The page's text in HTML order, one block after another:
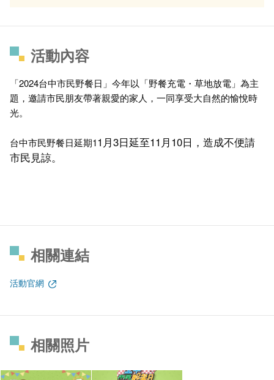
活動內容
「2024台中市民野餐日」今年以「野餐充電・草地放電」為主
題，邀請市民朋友帶著親愛的家人，一同享受大自然的愉悅時
光。
台中市民野餐日延期11月3日延至11月10日， 造成不便請
市民見諒。
相關連結
活動官網
相關照片